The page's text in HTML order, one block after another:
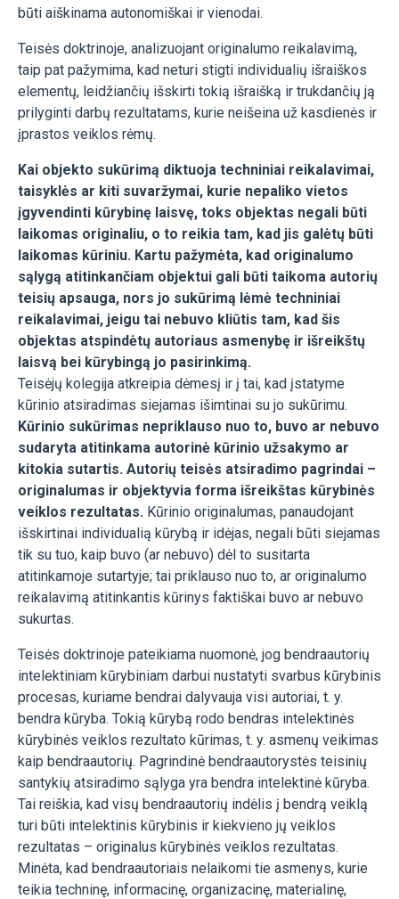
būti aiškinama autonomiškai ir vienodai.
Teisės doktrinoje, analizuojant originalumo reikalavimą,
taip pat pažymima, kad neturi stigti individualių išraiškos
elementų, leidžiančių išskirti tokią išraišką ir trukdančių ją
prilyginti darbų rezultatams, kurie neišeina už kasdienės ir
įprastos veiklos rėmų.
Kai objekto sukūrimą diktuoja techniniai reikalavimai,
taisyklės ar kiti suvaržymai, kurie nepaliko vietos
įgyvendinti kūrybinę laisvę, toks objektas negali būti
laikomas originaliu, o to reikia tam, kad jis galėtų būti
laikomas kūriniu. Kartu pažymėta, kad originalumo
sąlygą atitinkančiam objektui gali būti taikoma autorių
teisių apsauga, nors jo sukūrimą lėmė techniniai
reikalavimai, jeigu tai nebuvo kliūtis tam, kad šis
objektas atspindėtų autoriaus asmenybę ir išreikštų
laisvą bei kūrybingą jo pasirinkimą.
Teisėjų kolegija atkreipia dėmesį ir į tai, kad įstatyme
kūrinio atsiradimas siejamas išimtinai su jo sukūrimu.
Kūrinio sukūrimas nepriklauso nuo to, buvo ar nebuvo
sudaryta atitinkama autorinė kūrinio užsakymo ar
kitokia sutartis. Autorių teisės atsiradimo pagrindai –
originalumas ir objektyvia forma išreikštas kūrybinės
veiklos rezultatas. Kūrinio originalumas, panaudojant
išskirtinai individualią kūrybą ir idėjas, negali būti siejamas
tik su tuo, kaip buvo (ar nebuvo) dėl to susitarta
atitinkamoje sutartyje; tai priklauso nuo to, ar originalumo
reikalavimą atitinkantis kūrinys faktiškai buvo ar nebuvo
sukurtas.
Teisės doktrinoje pateikiama nuomonė, jog bendraautorių
intelektiniam kūrybiniam darbui nustatyti svarbus kūrybinis
procesas, kuriame bendrai dalyvauja visi autoriai, t. y.
bendra kūryba. Tokią kūrybą rodo bendras intelektinės
kūrybinės veiklos rezultato kūrimas, t. y. asmenų veikimas
kaip bendraautorių. Pagrindinė bendraautorystės teisinių
santykių atsiradimo sąlyga yra bendra intelektinė kūryba.
Tai reiškia, kad visų bendraautorių indėlis į bendrą veiklą
turi būti intelektinis kūrybinis ir kiekvieno jų veiklos
rezultatas – originalus kūrybinės veiklos rezultatas.
Minėta, kad bendraautoriais nelaikomi tie asmenys, kurie
teikia techninę, informacinę, organizacinę, materialinę,